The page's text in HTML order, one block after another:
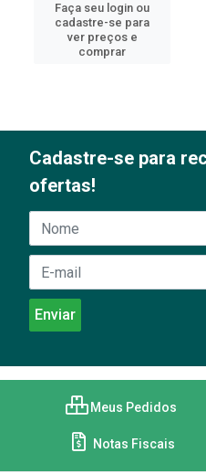
Faça seu login ou
cadastre-se para
ver preços e
comprar
Cadastre-se para
ofertas!
Meus Pedidos
Notas Fiscais